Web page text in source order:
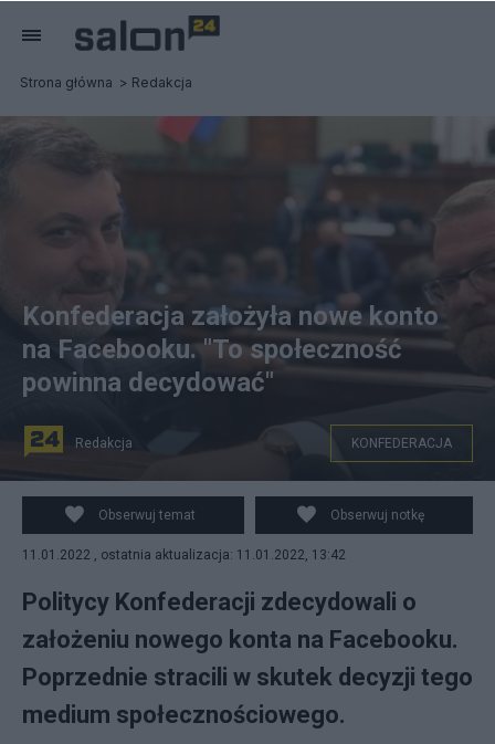
Strona główna Redakcja
Fot. PAP
Konfederacja założyła nowe konto
na Facebooku. "To społeczność
powinna decydować"
Redakcja KONFEDERACJA
Obserwuj temat Obserwuj notkę
11.01.2022 , ostatnia aktualizacja: 11.01.2022, 13:42
Politycy Konfederacji zdecydowali o
założeniu nowego konta na Facebooku.
Poprzednie stracili w skutek decyzji tego
medium społecznościowego.